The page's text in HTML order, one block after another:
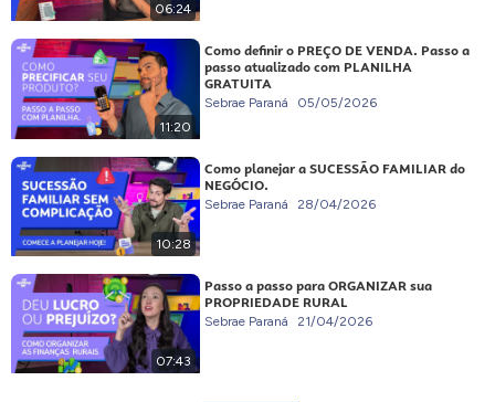
06:24
11:20
Como definir o PREÇO DE VENDA. Passo a
passo atualizado com PLANILHA
GRATUITA
Sebrae Paraná 05/05/2026
10:28
Como planejar a SUCESSÃO FAMILIAR do
NEGÓCIO.
Sebrae Paraná 28/04/2026
07:43
Passo a passo para ORGANIZAR sua
PROPRIEDADE RURAL
Sebrae Paraná 21/04/2026